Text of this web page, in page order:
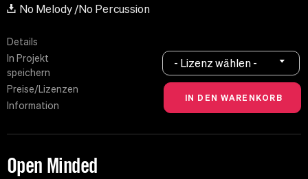
No Melody /No Percussion
Details
In Projekt
speichern
Preise/Lizenzen
Information
- Lizenz wählen -
Open Minded